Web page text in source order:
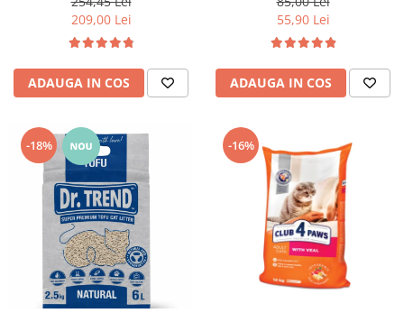
209,00 Lei
ADAUGA IN COS
55,90 Lei
ADAUGA IN COS
-18% -16%